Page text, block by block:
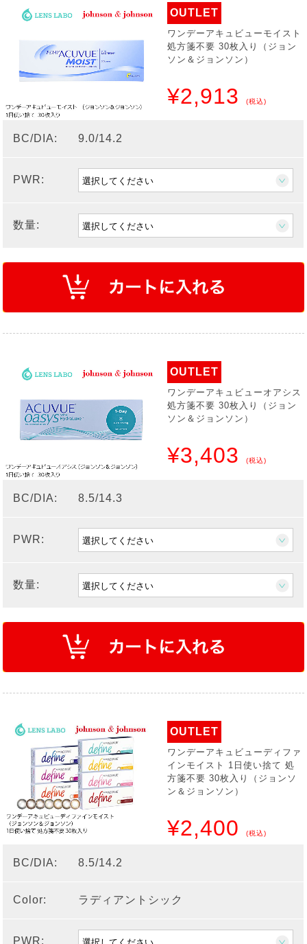
OUTLET
ワンデーアキュビューモイスト
処方箋不要 30枚入り（ジョン
ソン＆ジョンソン）
¥2,913(税込)
BC/DIA: 9.0/14.2
PWR:
数量:
OUTLET
ワンデーアキュビューオアシス
処方箋不要 30枚入り（ジョン
ソン＆ジョンソン）
¥3,403(税込)
BC/DIA: 8.5/14.3
PWR:
数量:
OUTLET
ワンデーアキュビューディファ
インモイスト 1日使い捨て 処
方箋不要 30枚入り（ジョンソ
ン＆ジョンソン）
¥2,400(税込)
BC/DIA: 8.5/14.2
Color: ラディアントシック
PWR: